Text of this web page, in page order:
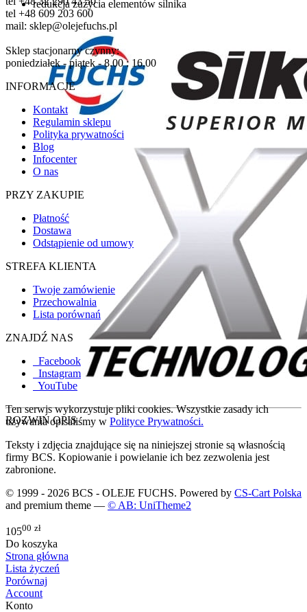
redukcja zużycia elementów silnika
ROZWIŃ OPIS
tel +48 609 203 600
mail: sklep@olejefuchs.pl
Sklep stacjonarny czynny:
poniedziałek - piątek - 8.00 : 16.00
INFORMACJE
Kontakt
Regulamin sklepu
Polityka prywatności
Blog
Infocenter
O nas
PRZY ZAKUPIE
Płatność
Dostawa
Odstąpienie od umowy
STREFA KLIENTA
Twoje zamówienie
Przechowalnia
Lista porównań
ZNAJDŹ NAS
Facebook
Instagram
YouTube
Ten serwis wykorzystuje pliki cookies. Wszystkie zasady ich
używania opisaliśmy w Polityce Prywatności.
Teksty i zdjęcia znajdujące się na niniejszej stronie są własnością
firmy BCS. Kopiowanie i powielanie ich bez zezwolenia jest
zabronione.
© 1999 - 2026 BCS - OLEJE FUCHS. Powered by CS-Cart Polska
and premium theme — © AB: UniTheme2
10500 zł
Do koszyka
Strona główna
Lista życzeń
Porównaj
Account
Konto